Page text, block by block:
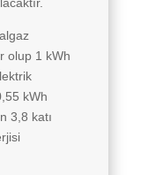
olup 1 kWh
kWh
3,8 katı